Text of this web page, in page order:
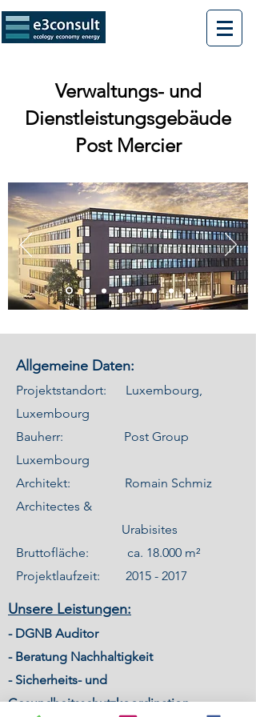
Verwaltungs- und
Dienstleistungsgebäude
Post Mercier
Allgemeine Daten:
Projektstandort: Luxembourg,
Luxembourg
Bauherr: Post Group
Luxembourg
Architekt: Romain Schmiz
Architectes &
Urabisites
Bruttofläche: ca. 18.000 m²
Projektlaufzeit: 2015 - 2017
Unsere Leistungen:
- DGNB Auditor
- Beratung Nachhaltigkeit
- Sicherheits- und
Gesundheitsschutzkoordination